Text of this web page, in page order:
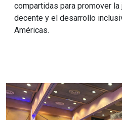
compartidas para promover
decente y el desarrollo
Américas.
Imagen